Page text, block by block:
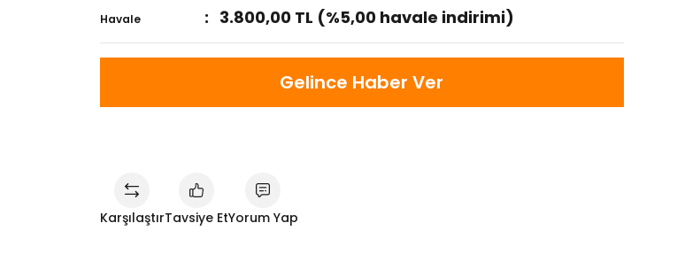
Havale
3.800,00 TL (%5,00 havale indirimi)
Gelince Haber Ver
KarşılaştırTavsiye EtYorum Yap